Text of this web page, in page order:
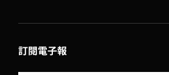
訂閱電子報